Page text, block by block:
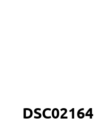
DSC02164